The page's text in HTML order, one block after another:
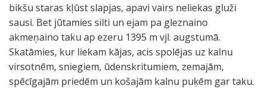
bikšu staras kļūst slapjas, apavi vairs neliekas gluži
sausi. Bet jūtamies silti un ejam pa gleznaino
akmeņaino taku ap ezeru 1395 m vjl. augstumā.
Skatāmies, kur liekam kājas, acis spolējas uz kalnu
virsotnēm, sniegiem, ūdenskritumiem, zemajām,
spēcīgajām priedēm un košajām kalnu puķēm gar taku.